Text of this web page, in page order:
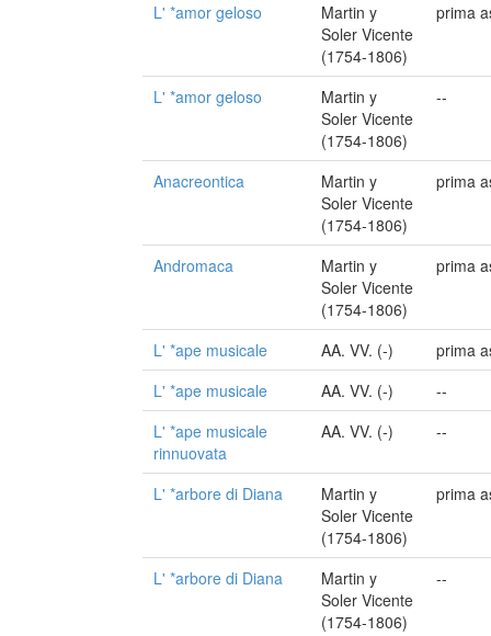
L' *amor geloso
Martin y
Soler Vicente
(1754-1806)
prima
L' *amor geloso
Martin y
Soler Vicente
(1754-1806)
--
Anacreontica
Martin y
Soler Vicente
(1754-1806)
prima
Andromaca
Martin y
Soler Vicente
(1754-1806)
prima
L' *ape musicale AA. VV. (-)
prima
L' *ape musicale
AA. VV. (-)
--
L' *ape musicale
rinnuovata
AA. VV. (-) --
L' *arbore di Diana
Martin y
Soler Vicente
(1754-1806)
prima
L' *arbore di Diana
Martin y
Soler Vicente
(1754-1806)
--